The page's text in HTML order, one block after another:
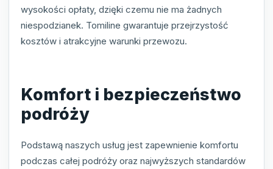
wysokości opłaty, dzięki czemu nie ma żadnych
niespodzianek. Tomiline gwarantuje przejrzystość
kosztów i atrakcyjne warunki przewozu.
Komfort i bezpieczeństwo
podróży
Podstawą naszych usług jest zapewnienie komfortu
podczas całej podróży oraz najwyższych standardów